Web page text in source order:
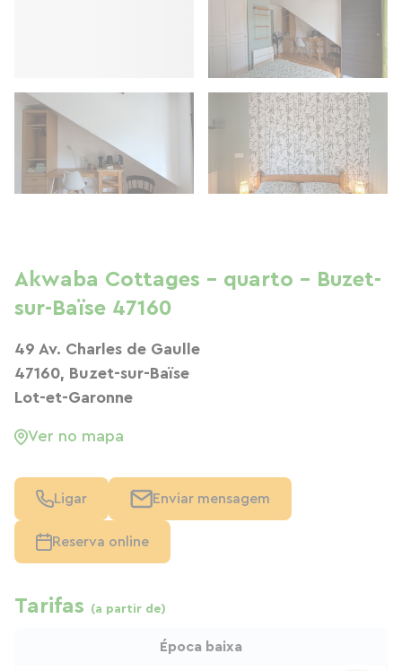
Akwaba Cottages - quarto - Buzet-
sur-Baïse 47160
49 Av. Charles de Gaulle
47160, Buzet-sur-Baïse
Lot-et-Garonne
Ver no mapa
Ligar Enviar mensagem
Reserva online
Tarifas (a partir de)
Época baixa